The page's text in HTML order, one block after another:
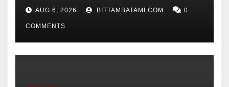
AUG 6, 2026 BITTAMBATAMI.COM 0
COMMENTS